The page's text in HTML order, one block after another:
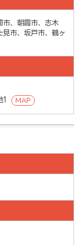
市、朝霞市、志木
見市、坂戸市、鶴ヶ
1
MAP